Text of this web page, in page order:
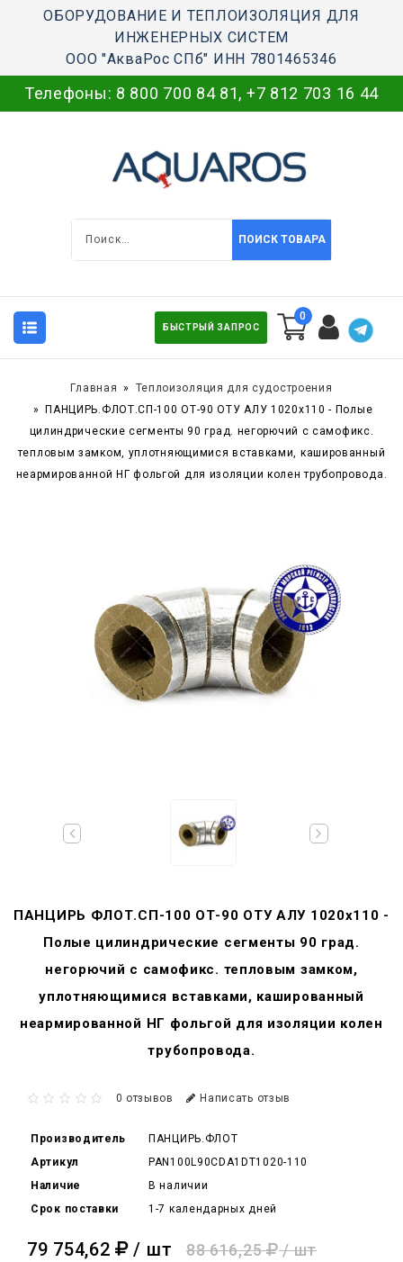
ОБОРУДОВАНИЕ И ТЕПЛОИЗОЛЯЦИЯ ДЛЯ
ИНЖЕНЕРНЫХ СИСТЕМ
ООО "АкваРос СПб" ИНН 7801465346
Телефоны: 8 800 700 84 81, +7 812 703 16 44
ПОИСК ТОВАРА
БЫСТРЫЙ ЗАПРОС
0
Главная
Теплоизоляция для судостроения
ПАНЦИРЬ.ФЛОТ.СП-100 ОТ-90 ОТУ АЛУ 1020x110 - Полые
цилиндрические сегменты 90 град. негорючий c самофикс.
тепловым замком, уплотняющимися вставками, кашированный
неармированной НГ фольгой для изоляции колен трубопровода.
ПАНЦИРЬ ФЛОТ.СП-100 ОТ-90 ОТУ АЛУ 1020x110 -
Полые цилиндрические сегменты 90 град.
негорючий c самофикс. тепловым замком,
уплотняющимися вставками, кашированный
неармированной НГ фольгой для изоляции колен
трубопровода.
0 отзывов Написать отзыв
Производитель
ПАНЦИРЬ.ФЛОТ
Артикул
PAN100L90CDA1DT1020-110
Наличие
В наличии
Срок поставки
1-7 календарных дней
79 754,62 / шт 88 616,25 / шт